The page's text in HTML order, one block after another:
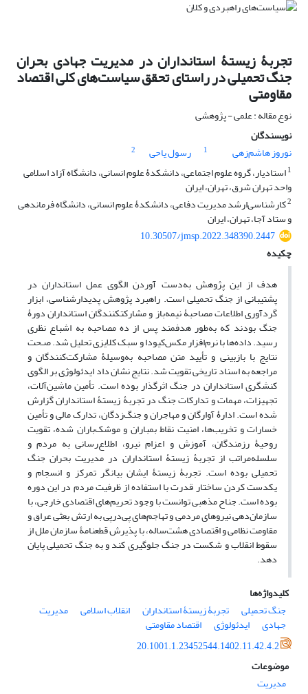
تجربۀ زیستۀ استانداران در مدیریت جهادی بحران
جنگ تحمیلی در راستای تحقق سیاست‌های کلی اقتصاد
مقاومتی
نوع مقاله : علمی - پژوهشی
نویسندگان
نوروز هاشم‌زهی
1 رسول یاحی
2
1استادیار، گروه علوم اجتماعی، دانشکدۀ علوم انسانی، دانشگاه آزاد اسلامی
واحد تهران شرق، تهران، ایران
2کارشناسی‌‌ارشد مدیریت دفاعی، دانشکدۀ علوم انسانی، دانشگاه فرماندهی
و ستاد آجا، تهران، ایران
10.30507/jmsp.2022.348390.2447
چکیده
هدف از این پژوهش به‌دست آوردن الگوی عمل استانداران در
پشتیبانی از جنگ تحمیلی است. راهبرد پژوهش پدیدارشناسی، ابزار
گردآوری اطلاعات مصاحبۀ نیمه‌باز و مشارکت­کنندگان استانداران دورۀ
جنگ بودند که به‌طور هدفمند پس از ده مصاحبه به اشباع نظری
رسید. داده‌ها با نرم‌افزار مکس‌کیودا و سبک کلایزی تحلیل شد. صـحت
نتایج با بازبینی و تأیید متن مصاحبه به‌وسیلۀ مشارکت‌کنندگان و
مراجعه به اسناد تاریخی تقویت شد. نتایج نشان داد ایدئولوژی بر الگوی
کنشگری استانداران در جنگ اثرگذار بوده است. تأمین ماشین‌آلات،
تجهیزات، مهمات و تدارکات جنگ در تجربۀ زیستۀ استانداران گزارش
شده است. ادارۀ آوارگان و مهاجران و جنگ‌زدگان، تدارک مالی و تأمین
خسارات و تخریب‌ها، امنیت نقاط بمباران و موشک‌باران ‌شده، تقویت
روحیۀ رزمندگان، آموزش و اعزام نیرو، اطلاع‌رسانی به مردم و
سلسله‌مراتب از تجربۀ زیستۀ استانداران در مدیریت بحران جنگ
تحمیلی بوده است. تجربۀ زیستۀ ایشان بیانگر تمرکز و انسجام و
یکدست کردن ساختار قدرت با استفاده از ظرفیت مردم در این دوره
بوده است. جناح مذهبی توانست با وجود تحریم‌های اقتصادی خارجی، با
سازمان‌دهی نیروهای مردمی و تهاجم‌های پی‌درپی به ارتش بعثی عراق و
مقاومت نظامی و اقتصادی هشت‌ساله، با پذیرش قطعنامۀ سازمان ملل از
سقوط انقلاب و شکست در جنگ جلوگیری کند و به جنگ تحمیلی پایان
دهد.
کلیدواژه‌ها
جنگ تحمیلی
تجربۀ زیستۀ استانداران انقلاب اسلامی مدیریت
جهادی ایدئولوژی
اقتصاد مقاومتی
20.1001.1.23452544.1402.11.42.4.2
موضوعات
مدیریت